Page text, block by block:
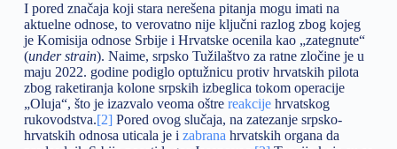
I pored značaja koji stara nerešena pitanja mogu imati na
aktuelne odnose, to verovatno nije ključni razlog zbog kojeg
je Komisija odnose Srbije i Hrvatske ocenila kao „zategnute“
(under strain). Naime, srpsko Tužilaštvo za ratne zločine je u
maju 2022. godine podiglo optužnicu protiv hrvatskih pilota
zbog raketiranja kolone srpskih izbeglica tokom operacije
„Oluja“, što je izazvalo veoma oštre reakcijehrvatskog
rukovodstva.[2]Pored ovog slučaja, na zatezanje srpsko-
hrvatskih odnosa uticala je i zabrana hrvatskih organa da